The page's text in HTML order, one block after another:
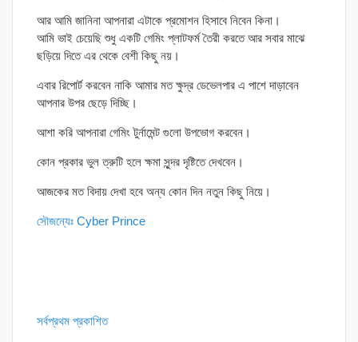
আর আমি জানিনা আপনারা এটাকে প্রমোশন হিসাবে নিবেন কিনা।
আমি ভাই চেয়েছি শুধু একটি গেমিং প্লাটফর্ম তৈরী করতে আর সবার মাঝে
ছড়িয়ে দিতে এর থেকে বেশী কিছু নয়।
এবার রিপোর্ট করবেন নাকি আমার মত ক্ষুদ্র ডেভেলপার এ পাশে দাড়াবেন
আপনার উপর ছেড়ে দিচ্ছি।
আশা করি আপনারা গেমিং টুর্নামেন্ট গুলো উপভোগ করবেন।
কোন প্রকার ভুল ত্রুটি হলে ক্ষমা সুন্দর দৃষ্টিতে দেখবেন।
আজকের মত বিদায় দেখা হবে অন্য কোন দিন নতুন কিছু নিয়ে।
সৌজন্যেঃ Cyber Prince
সর্বপ্রথম প্রকাশিত